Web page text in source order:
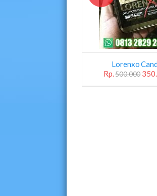
Lorenxo
Rp.500.000